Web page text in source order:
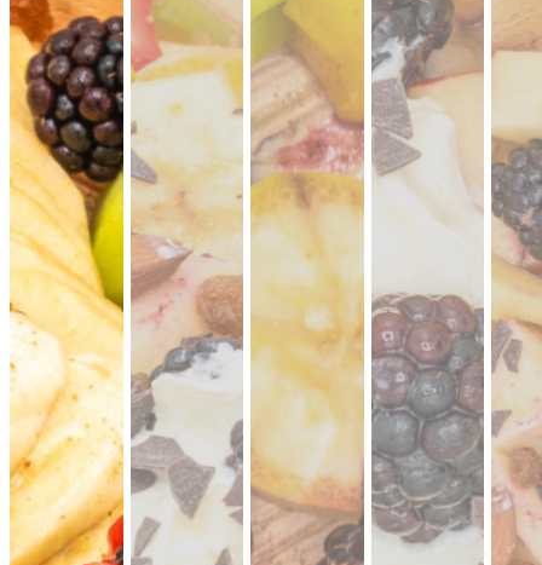
Preisangaben in: Brutto Netto
CATERING PLATTEN
Hier kannst du dir dein Catering selbst zusammenstellen.
Beispiel: bei 20 Personen reichen ungefähr 10-11 XL-Platten.
Denk an eine gute Mischung aus mehreren Platten Brot,
Aufstriche, Salate, Fingerfood.
Mini Pitabrot
vegan
weicher Hefeteig · ideal zum füllen, dippen
& teilen.
Fingerfood · für Mezze & Buffets
ab 17,00 €
(inkl. MwSt.)
Mini Falafel Bites